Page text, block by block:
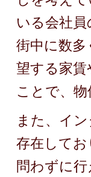
いる会社
街中に数
望する家
ことで、物
また、イ
存在して
問わずに